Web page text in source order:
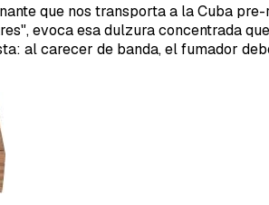
que nos transporta a la Cuba
evoca esa dulzura concentrada
al carecer de banda, el fumador